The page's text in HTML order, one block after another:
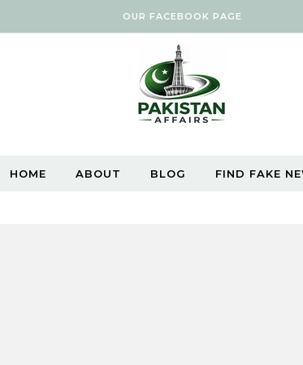
OUR FACEBOOK PAGE
HOME ABOUT BLOG FIND FAKE